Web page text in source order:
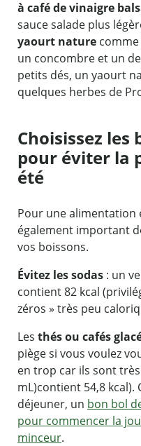
à café de vinaigre
sauce salade plus
yaourt nature
un concombre et un
petits dés, un yaourt
quelques herbes de
Choisissez les
pour éviter la
été
Pour une alimentation
également important
vos boissons.
Évitez les sodas : un
contient 82 kcal
zéros » très peu
Les thés ou cafés
piège si vous voulez
en trop car ils sont
mL)contient 54,8
déjeuner, un bon bol
pour commencer la
minceur.